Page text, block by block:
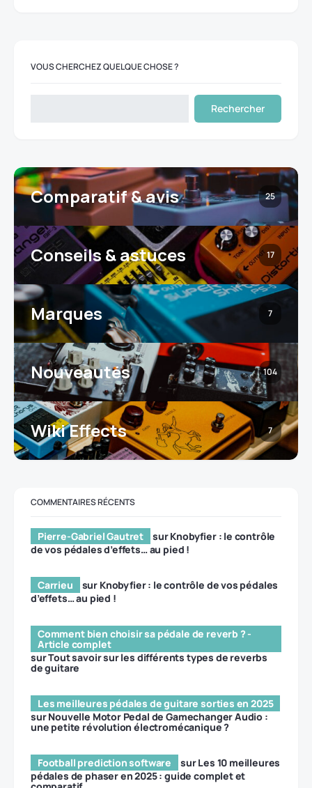
VOUS CHERCHEZ QUELQUE CHOSE ?
Rechercher
Comparatif & avis 25
Conseils & astuces 17
Marques 7
Nouveautés 104
Wiki Effects 7
COMMENTAIRES RÉCENTS
Pierre-Gabriel Gautret surKnobyfier : le contrôle
de vos pédales d’effets… au pied !
Carrieu sur Knobyfier : le contrôle de vos pédales
d’effets… au pied !
Comment bien choisir sa pédale de reverb ? -
Article complet
surTout savoir sur les différents types de reverbs
de guitare
Les meilleures pédales de guitare sorties en 2025
surNouvelle Motor Pedal de Gamechanger Audio :
une petite révolution électromécanique ?
Football prediction software surLes 10 meilleures
pédales de phaser en 2025 : guide complet et